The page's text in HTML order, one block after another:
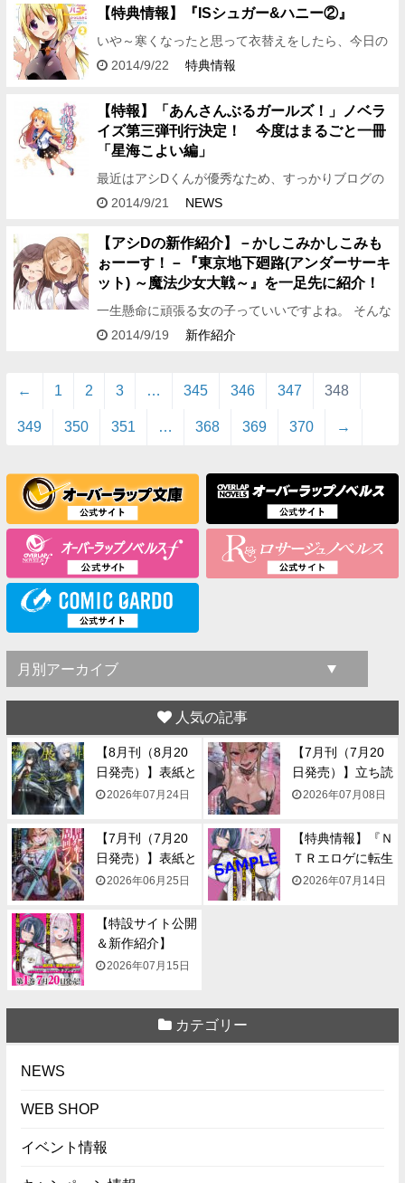
ス＆シャーリー③…
【特典情報】『ISシュガー&ハニー②』
いや～寒くなったと思って衣替えをしたら、今日の
この暑さ・・・。南国育ちなので寒さに 対して極端
て、早いところ…
2014/9/22 特典情報
【特報】「あんさんぶるガールズ！」ノベラ
イズ第三弾刊行決定！ 今度はまるごと一冊
「星海こよい編」
最近はアシDくんが優秀なため、すっかりブログの
出番が減っていました（汗） 編集Kです。 さて、今
ルズ！」のノベ…
2014/9/21 NEWS
【アシDの新作紹介】－かしこみかしこみも
ぉーーす！－『東京地下廻路(アンダーサーキ
ット) ～魔法少女大戦～』を一足先に紹介！
一生懸命に頑張る女の子っていいですよね。 そんな
女の子を見ると思わず応援したくなる編集アシDで
2014/9/19 新作紹介
← 1 2 3 … 345 346 347 348
349 350 351 … 368 369 370 →
人気の記事
【8月刊（8月20
日発売）】表紙と
一...2026年07月24日
【7月刊（7月20
日発売）】立ち読
み...2026年07月08日
【7月刊（7月20
日発売）】表紙と
一...2026年06月25日
【特典情報】『Ｎ
ＴＲエロゲに転生
して...
2026年07月14日
【特設サイト公開
＆新作紹介】
『NTR...
2026年07月15日
カテゴリー
NEWS
WEB SHOP
イベント情報